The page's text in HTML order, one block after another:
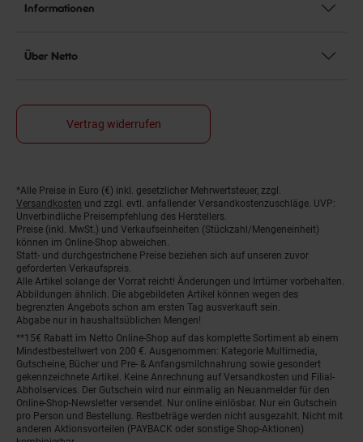
Informationen
Über Netto
Vertrag widerrufen
Fußnoten
*Alle Preise in Euro (€) inkl. gesetzlicher Mehrwertsteuer, zzgl.
Versandkosten und zzgl. evtl. anfallender Versandkostenzuschläge. UVP:
Unverbindliche Preisempfehlung des Herstellers.
Preise (inkl. MwSt.) und Verkaufseinheiten (Stückzahl/Mengeneinheit)
können im Online-Shop abweichen.
Statt- und durchgestrichene Preise beziehen sich auf unseren zuvor
geforderten Verkaufspreis.
Alle Artikel solange der Vorrat reicht! Änderungen und Irrtümer vorbehalten.
Abbildungen ähnlich. Die abgebildeten Artikel können wegen des
begrenzten Angebots schon am ersten Tag ausverkauft sein.
Abgabe nur in haushaltsüblichen Mengen!
**15€ Rabatt im Netto Online-Shop auf das komplette Sortiment ab einem
Mindestbestellwert von 200 €. Ausgenommen: Kategorie Multimedia,
Gutscheine, Bücher und Pre- & Anfangsmilchnahrung sowie gesondert
gekennzeichnete Artikel. Keine Anrechnung auf Versandkosten und Filial-
Abholservices. Der Gutschein wird nur einmalig an Neuanmelder für den
Online-Shop-Newsletter versendet. Nur online einlösbar. Nur ein Gutschein
pro Person und Bestellung. Restbeträge werden nicht ausgezahlt. Nicht mit
anderen Aktionsvorteilen (PAYBACK oder sonstige Shop-Aktionen)